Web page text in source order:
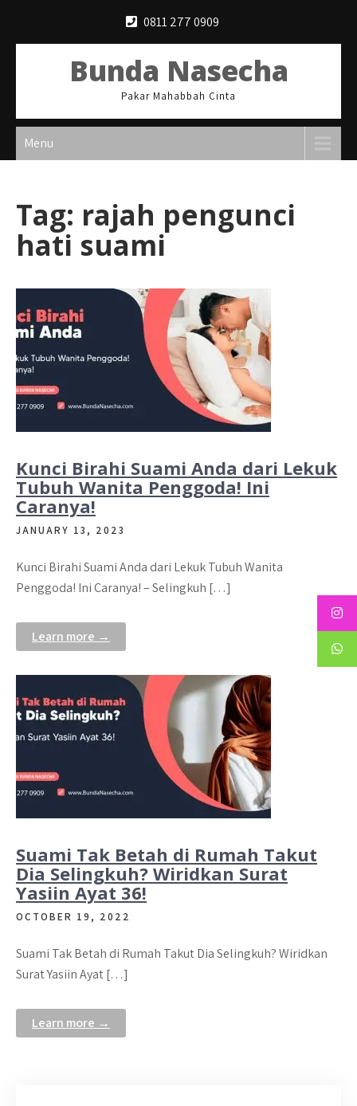
0811 277 0909
Bunda Nasecha
Pakar Mahabbah Cinta
Menu
Tag: rajah pengunci
hati suami
Kunci Birahi Suami Anda dari Lekuk
Tubuh Wanita Penggoda! Ini
Caranya!
JANUARY 13, 2023
Kunci Birahi Suami Anda dari Lekuk Tubuh Wanita
Penggoda! Ini Caranya! – Selingkuh […]
Learn more →
Suami Tak Betah di Rumah Takut
Dia Selingkuh? Wiridkan Surat
Yasiin Ayat 36!
OCTOBER 19, 2022
Suami Tak Betah di Rumah Takut Dia Selingkuh? Wiridkan
Surat Yasiin Ayat […]
Learn more →